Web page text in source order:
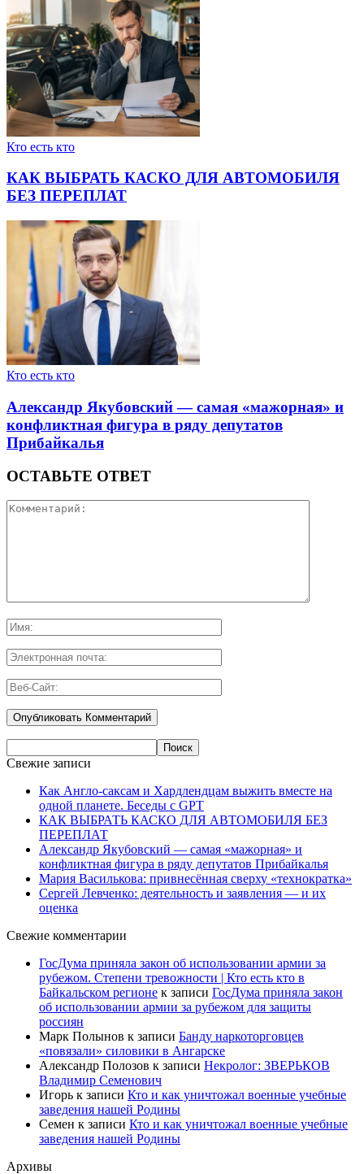
Кто есть кто
КАК ВЫБРАТЬ КАСКО ДЛЯ АВТОМОБИЛЯ
БЕЗ ПЕРЕПЛАТ
Кто есть кто
Александр Якубовский — самая «мажорная» и
конфликтная фигура в ряду депутатов
Прибайкалья
ОСТАВЬТЕ ОТВЕТ
Свежие записи
Как Англо-саксам и Хардлендцам выжить вместе на
одной планете. Беседы с GPT
КАК ВЫБРАТЬ КАСКО ДЛЯ АВТОМОБИЛЯ БЕЗ
ПЕРЕПЛАТ
Александр Якубовский — самая «мажорная» и
конфликтная фигура в ряду депутатов Прибайкалья
Мария Василькова: привнесённая сверху «технократка»
Сергей Левченко: деятельность и заявления — и их
оценка
Свежие комментарии
ГосДума приняла закон об использовании армии за
рубежом. Степени тревожности | Кто есть кто в
Байкальском регионе к записи ГосДума приняла закон
об использовании армии за рубежом для защиты
россиян
Марк Полынов к записи Банду наркоторговцев
«повязали» силовики в Ангарске
Александр Полозов к записи Некролог: ЗВЕРЬКОВ
Владимир Семенович
Игорь к записи Кто и как уничтожал военные учебные
заведения нашей Родины
Семен к записи Кто и как уничтожал военные учебные
заведения нашей Родины
Архивы